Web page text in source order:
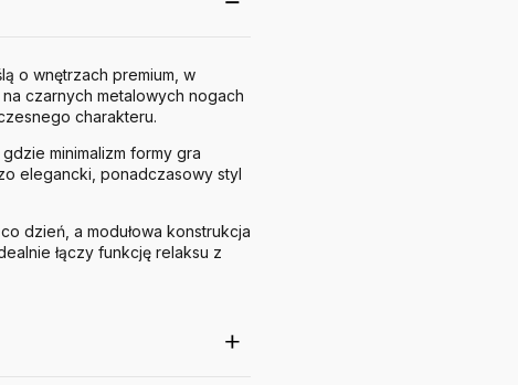
o wnętrzach premium, w
czarnych metalowych nogach
charakteru.
minimalizm formy gra
elegancki, ponadczasowy styl
dzień, a modułowa konstrukcja
łączy funkcję relaksu z